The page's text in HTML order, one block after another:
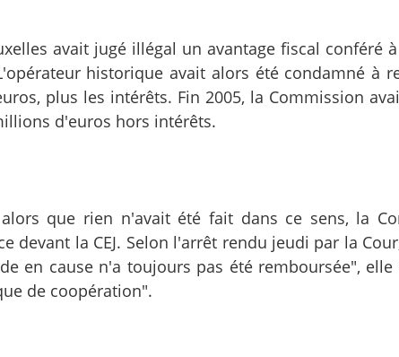
avait jugé illégal un avantage fiscal conféré
historique avait alors été condamné à
plus les intérêts. Fin 2005, la Commission
d'euros hors intérêts.
que rien n'avait été fait dans ce sens, la
devant la CEJ. Selon l'arrêt rendu jeudi par la
en cause n'a toujours pas été remboursée",
de coopération".